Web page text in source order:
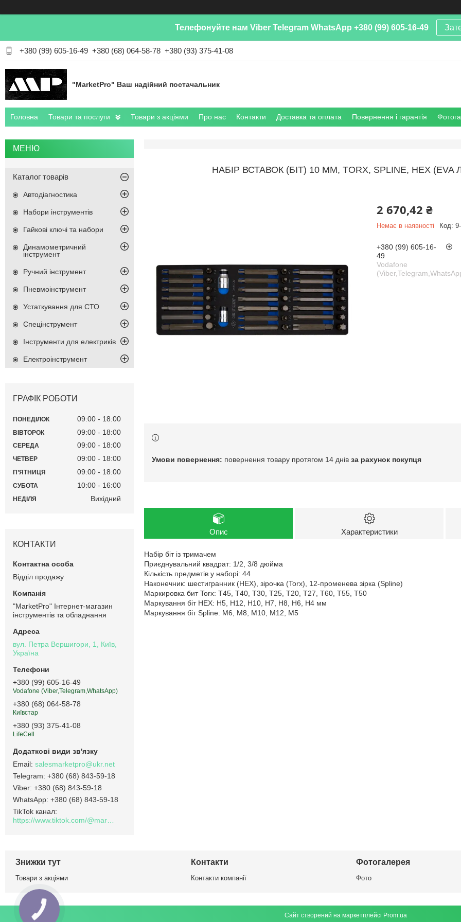
Телефонуйте нам Viber Telegram WhatsApp +380 (99) 605-16-49
+380 (99) 605-16-49 +380 (68) 064-58-78 +380 (93) 375-41-08
"MarketPro" Ваш надійний постачальник
Головна Товари та послуги Товари з акціями Про нас Контакти Доставка та оплата Повернення і гарантія
НАБІР ВСТАВОК (БІТ) 10 ММ, TORX, SPLINE, HEX
2 670,42 ₴
Немає в наявності Код:
+380 (99) 605-16-
49
Vodafone
повернення товару протягом 14 днів за рахунок покупця
Опис Характеристики
Набір біт із тримачем
Приєднувальний квадрат: 1/2, 3/8 дюйма
Кількість предметів у наборі: 44
Наконечник: шестигранник (HEX), зірочка (Torx), 12-променева зірка (Spline)
Маркировка бит Torx: T45, T40, T30, T25, T20, T27, T60, T55, T50
Маркування біт HEX: H5, H12, H10, H7, H8, H6, H4 мм
Маркування біт Spline: M6, M8, M10, M12, M5
Каталог товарів
Автодіагностика
Набори інструментів
Гайкові ключі та набори
Динамометричний
інструмент
Ручний інструмент
Пневмоінструмент
Устаткування для СТО
Спецінструмент
Інструменти для електриків
Електроінструмент
ГРАФІК РОБОТИ
ПОНЕДІЛОК 09:00 18:00
ВІВТОРОК 09:00 18:00
СЕРЕДА 09:00 18:00
ЧЕТВЕР 09:00 18:00
ПʼЯТНИЦЯ 09:00 18:00
СУБОТА 10:00 16:00
НЕДІЛЯ Вихідний
КОНТАКТИ
Відділ продажу
"MarketPro" Інтернет-магазин
інструментів та обладнання
вул. Петра Вершигори, 1, Київ,
Україна
+380 (99) 605-16-49
Vodafone (Viber,Telegram,WhatsApp)
+380 (68) 064-58-78
Київстар
+380 (93) 375-41-08
LifeCell
salesmarketpro@ukr.net
+380 (68) 843-59-18
+380 (68) 843-59-18
+380 (68) 843-59-18
TikTok канал
Знижки тут
Товари з акціями
Контакти
Контакти компанії
Фотогалерея
Фото
Сайт створений на маркетплейсі Prom.ua